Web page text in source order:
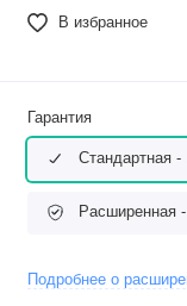
В избранное
Гарантия
Стандартная -
Расширенная
Подробнее о